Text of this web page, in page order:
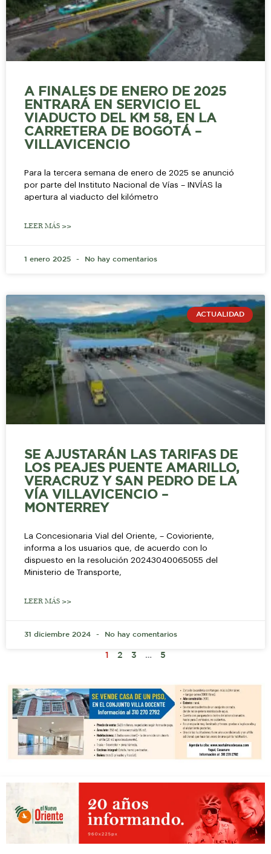
A FINALES DE ENERO DE 2025
ENTRARÁ EN SERVICIO EL
VIADUCTO DEL KM 58, EN LA
CARRETERA DE BOGOTÁ –
VILLAVICENCIO
Para la tercera semana de enero de 2025 se anunció
por parte del Instituto Nacional de Vías – INVÍAS la
apertura al viaducto del kilómetro
LEER MÁS >>
1 enero 2025 No hay comentarios
ACTUALIDAD
SE AJUSTARÁN LAS TARIFAS DE
LOS PEAJES PUENTE AMARILLO,
VERACRUZ Y SAN PEDRO DE LA
VÍA VILLAVICENCIO –
MONTERREY
La Concesionaria Vial del Oriente, – Covioriente,
informa a los usuarios que, de acuerdo con lo
dispuesto en la resolución 20243040065055 del
Ministerio de Transporte,
LEER MÁS >>
31 diciembre 2024 No hay comentarios
1 2 3 … 5